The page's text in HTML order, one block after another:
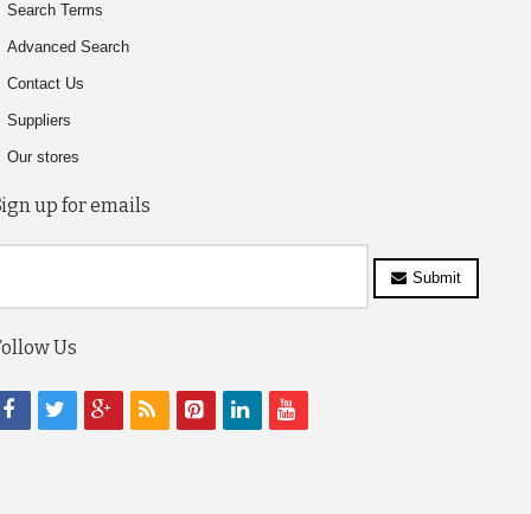
Search Terms
Advanced Search
Contact Us
Suppliers
Our stores
up for emails
Submit
Us